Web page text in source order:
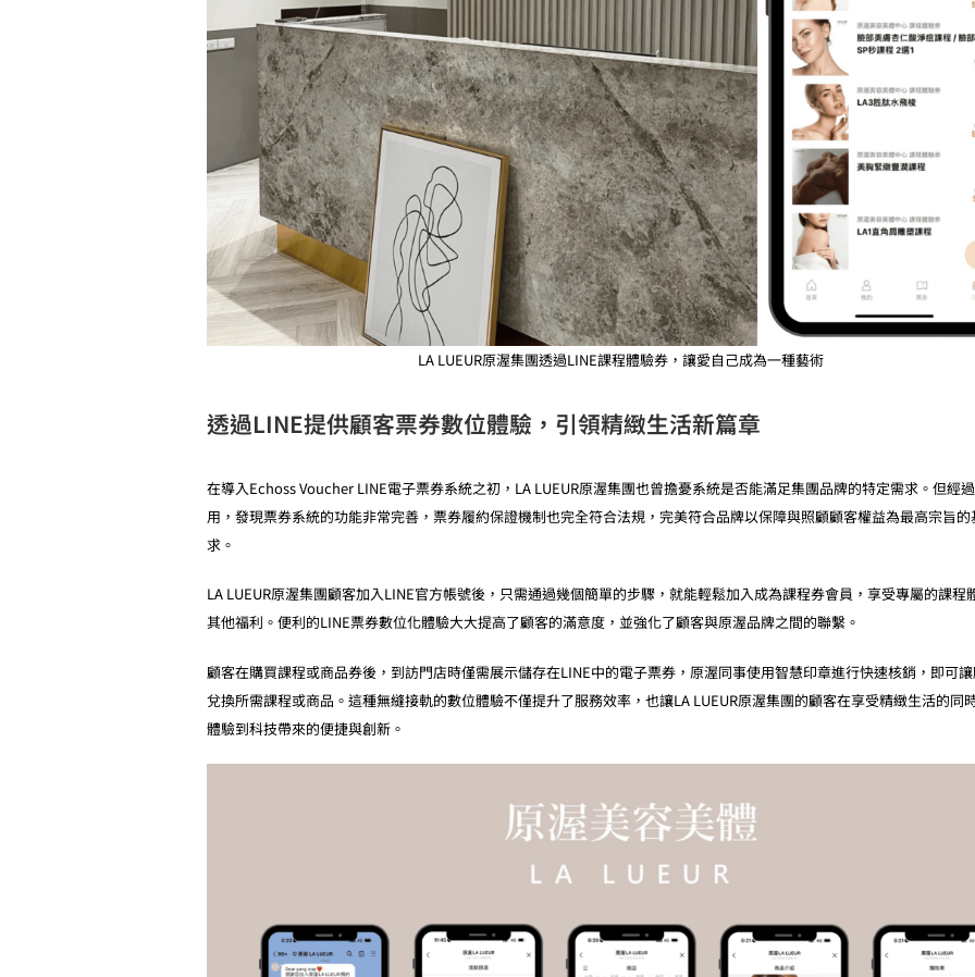
LA LUEUR原渥集團透過LINE課程體驗券，讓愛自己成為一種藝術
透過LINE提供顧客票券數位體驗，引領精緻生活新篇章
在導入Echoss Voucher LINE電子票券系統之初，LA LUEUR原渥集團也曾擔憂系統是否能滿足集團品牌的特定需求。但經
用，發現票券系統的功能非常完善，票券履約保證機制也完全符合法規，完美符合品牌以保障與照顧顧客權益為最高宗旨的
求。
LA LUEUR原渥集團顧客加入LINE官方帳號後，只需通過幾個簡單的步驟，就能輕鬆加入成為課程券會員，享受專屬的課程
其他福利。便利的LINE票券數位化體驗大大提高了顧客的滿意度，並強化了顧客與原渥品牌之間的聯繫。
顧客在購買課程或商品券後，到訪門店時僅需展示儲存在LINE中的電子票券，原渥同事使用智慧印章進行快速核銷，即可
兌換所需課程或商品。這種無縫接軌的數位體驗不僅提升了服務效率，也讓LA LUEUR原渥集團的顧客在享受精緻生活的同
體驗到科技帶來的便捷與創新。